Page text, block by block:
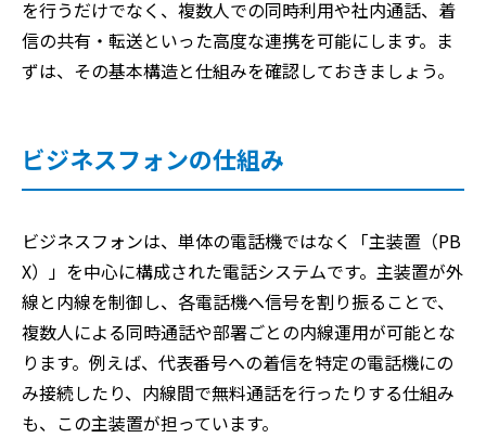
を行うだけでなく、複数人での同時利用や社内通話、着
信の共有・転送といった高度な連携を可能にします。ま
ずは、その基本構造と仕組みを確認しておきましょう。
ビジネスフォンの仕組み
ビジネスフォンは、単体の電話機ではなく「主装置（PB
X）」を中心に構成された電話システムです。主装置が外
線と内線を制御し、各電話機へ信号を割り振ることで、
複数人による同時通話や部署ごとの内線運用が可能とな
ります。例えば、代表番号への着信を特定の電話機にの
み接続したり、内線間で無料通話を行ったりする仕組み
も、この主装置が担っています。